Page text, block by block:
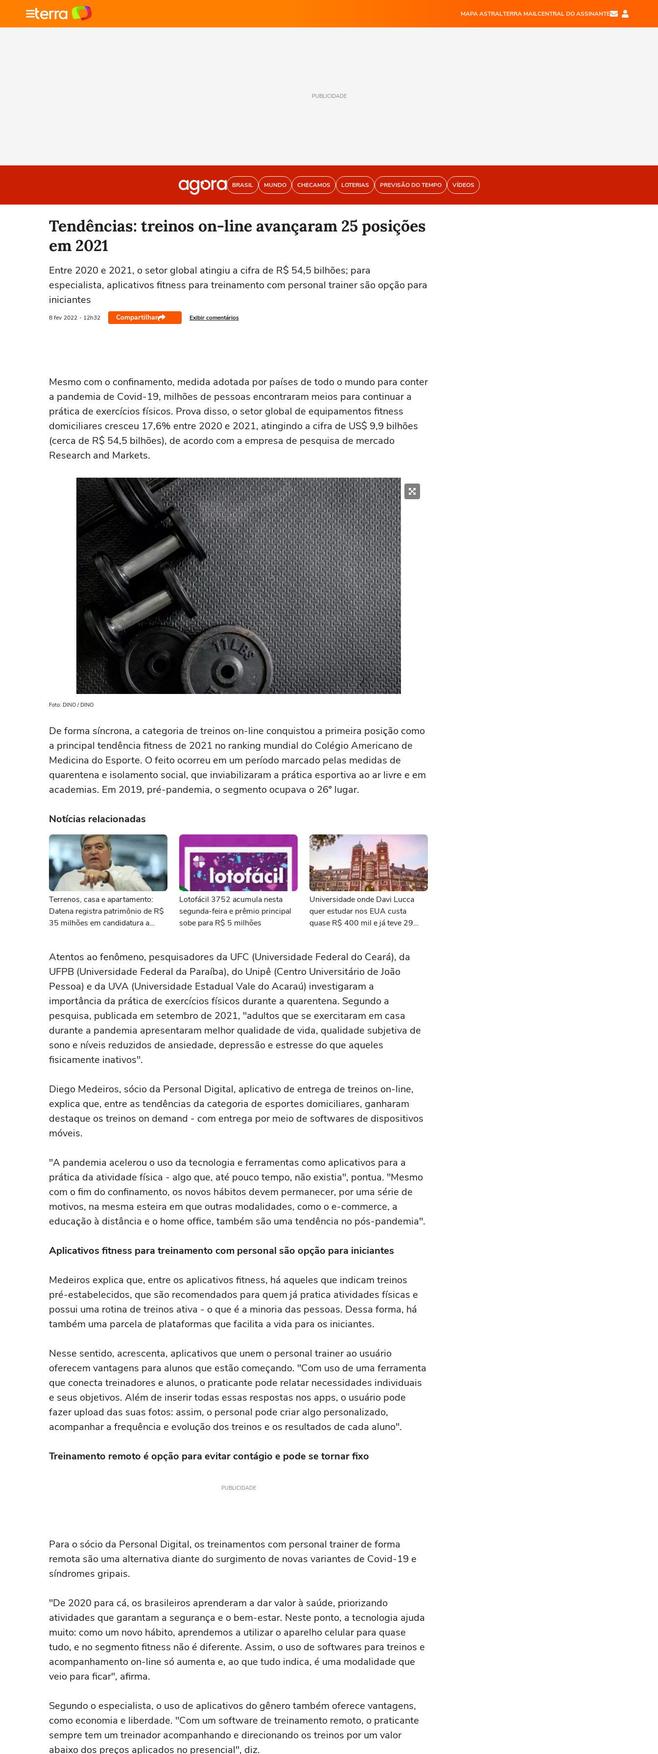
MAPA ASTRALTERRA MAILCENTRAL DO ASSINANTE
PUBLICIDADE
BRASIL MUNDO CHECAMOS LOTERIAS PREVISÃO DO TEMPO VÍDEOS
Tendências: treinos on-line avançaram 25 posições
em 2021
Entre 2020 e 2021, o setor global atingiu a cifra de R$ 54,5 bilhões; para
especialista, aplicativos fitness para treinamento com personal trainer são opção para
iniciantes
8 fev 2022 - 12h32 Compartilhar Exibir comentários
Mesmo com o confinamento, medida adotada por países de todo o mundo para conter
a pandemia de Covid-19, milhões de pessoas encontraram meios para continuar a
prática de exercícios físicos. Prova disso, o setor global de equipamentos fitness
domiciliares cresceu 17,6% entre 2020 e 2021, atingindo a cifra de US$ 9,9 bilhões
(cerca de R$ 54,5 bilhões), de acordo com a empresa de pesquisa de mercado
Research and Markets.
Foto: DINO / DINO
De forma síncrona, a categoria de treinos on-line conquistou a primeira posição como
a principal tendência fitness de 2021 no ranking mundial do Colégio Americano de
Medicina do Esporte. O feito ocorreu em um período marcado pelas medidas de
quarentena e isolamento social, que inviabilizaram a prática esportiva ao ar livre e em
academias. Em 2019, pré-pandemia, o segmento ocupava o 26º lugar.
Notícias relacionadas
Terrenos, casa e apartamento:
Datena registra patrimônio de R$
35 milhões em candidatura a
Lotofácil 3752 acumula nesta
segunda-feira e prêmio principal
sobe para R$ 5 milhões
Universidade onde Davi Lucca
quer estudar nos EUA custa
quase R$ 400 mil e já teve 29
Atentos ao fenômeno, pesquisadores da UFC (Universidade Federal do Ceará), da
UFPB (Universidade Federal da Paraíba), do Unipê (Centro Universitário de João
Pessoa) e da UVA (Universidade Estadual Vale do Acaraú) investigaram a
importância da prática de exercícios físicos durante a quarentena. Segundo a
pesquisa, publicada em setembro de 2021, "adultos que se exercitaram em casa
durante a pandemia apresentaram melhor qualidade de vida, qualidade subjetiva de
sono e níveis reduzidos de ansiedade, depressão e estresse do que aqueles
fisicamente inativos".
Diego Medeiros, sócio da Personal Digital, aplicativo de entrega de treinos on-line,
explica que, entre as tendências da categoria de esportes domiciliares, ganharam
destaque os treinos on demand - com entrega por meio de softwares de dispositivos
móveis.
"A pandemia acelerou o uso da tecnologia e ferramentas como aplicativos para a
prática da atividade física - algo que, até pouco tempo, não existia", pontua. "Mesmo
com o fim do confinamento, os novos hábitos devem permanecer, por uma série de
motivos, na mesma esteira em que outras modalidades, como o e-commerce, a
educação à distância e o home office, também são uma tendência no pós-pandemia".
Aplicativos fitness para treinamento com personal são opção para iniciantes
Medeiros explica que, entre os aplicativos fitness, há aqueles que indicam treinos
pré-estabelecidos, que são recomendados para quem já pratica atividades físicas e
possui uma rotina de treinos ativa - o que é a minoria das pessoas. Dessa forma, há
também uma parcela de plataformas que facilita a vida para os iniciantes.
Nesse sentido, acrescenta, aplicativos que unem o personal trainer ao usuário
oferecem vantagens para alunos que estão começando. "Com uso de uma ferramenta
que conecta treinadores e alunos, o praticante pode relatar necessidades individuais
e seus objetivos. Além de inserir todas essas respostas nos apps, o usuário pode
fazer upload das suas fotos: assim, o personal pode criar algo personalizado,
acompanhar a frequência e evolução dos treinos e os resultados de cada aluno".
Treinamento remoto é opção para evitar contágio e pode se tornar fixo
PUBLICIDADE
Para o sócio da Personal Digital, os treinamentos com personal trainer de forma
remota são uma alternativa diante do surgimento de novas variantes de Covid-19 e
síndromes gripais.
"De 2020 para cá, os brasileiros aprenderam a dar valor à saúde, priorizando
atividades que garantam a segurança e o bem-estar. Neste ponto, a tecnologia ajuda
muito: como um novo hábito, aprendemos a utilizar o aparelho celular para quase
tudo, e no segmento fitness não é diferente. Assim, o uso de softwares para treinos e
acompanhamento on-line só aumenta e, ao que tudo indica, é uma modalidade que
veio para ficar", afirma.
Segundo o especialista, o uso de aplicativos do gênero também oferece vantagens,
como economia e liberdade. "Com um software de treinamento remoto, o praticante
sempre tem um treinador acompanhando e direcionando os treinos por um valor
abaixo dos preços aplicados no presencial", diz.